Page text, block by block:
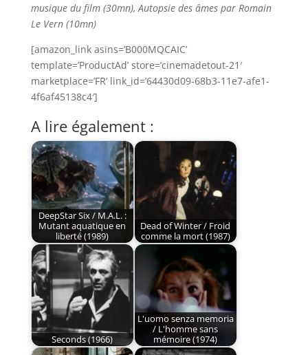
musique du film (30mn), Autopsie des âmes par Romain
Le Vern (10mn)
[amazon_link asins=’B000MQCAIC’
template=’ProductAd’ store=’cinemadetout-21′
marketplace=’FR’ link_id=’64430d09-68b3-11e7-afe1-
4f6af45138c4′]
A lire également :
DeepStar Six / M.A.L. :
Mutant aquatique en
liberté (1989)
Dead of Winter / Froid
comme la mort (1987)
Seconds (1966)
L'uomo senza memoria
/ L'homme sans
mémoire (1974)